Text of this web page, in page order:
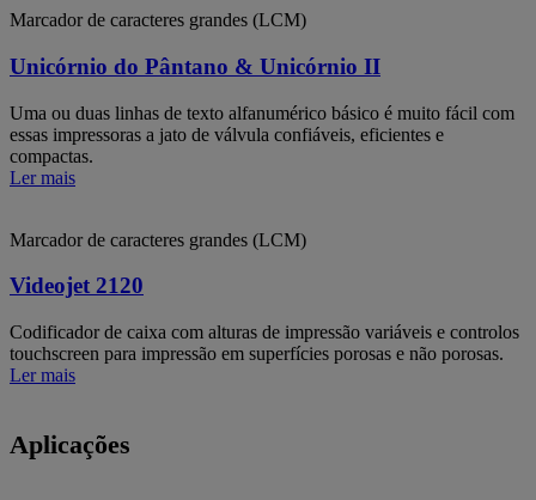
Marcador de caracteres grandes (LCM)
Unicórnio do Pântano & Unicórnio II
Uma ou duas linhas de texto alfanumérico básico é muito fácil com
essas impressoras a jato de válvula confiáveis, eficientes e
compactas.
Ler mais
Marcador de caracteres grandes (LCM)
Videojet 2120
Codificador de caixa com alturas de impressão variáveis e controlos
touchscreen para impressão em superfícies porosas e não porosas.
Ler mais
Aplicações